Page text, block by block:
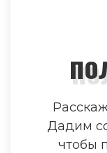
Дадим
чтобы